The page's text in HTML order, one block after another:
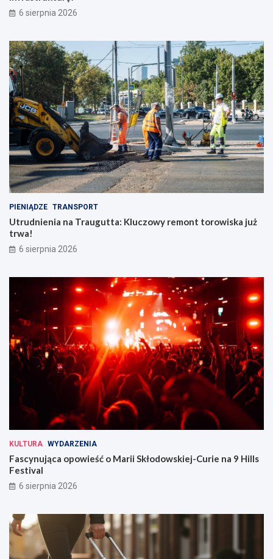
6 sierpnia 2026
PIENIĄDZE TRANSPORT
Utrudnienia na Traugutta: Kluczowy remont torowiska już
trwa!
6 sierpnia 2026
KULTURA WYDARZENIA
Fascynująca opowieść o Marii Skłodowskiej-Curie na 9 Hills
Festival
6 sierpnia 2026